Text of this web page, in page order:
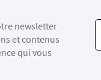
newsletter
et contenus
qui vous